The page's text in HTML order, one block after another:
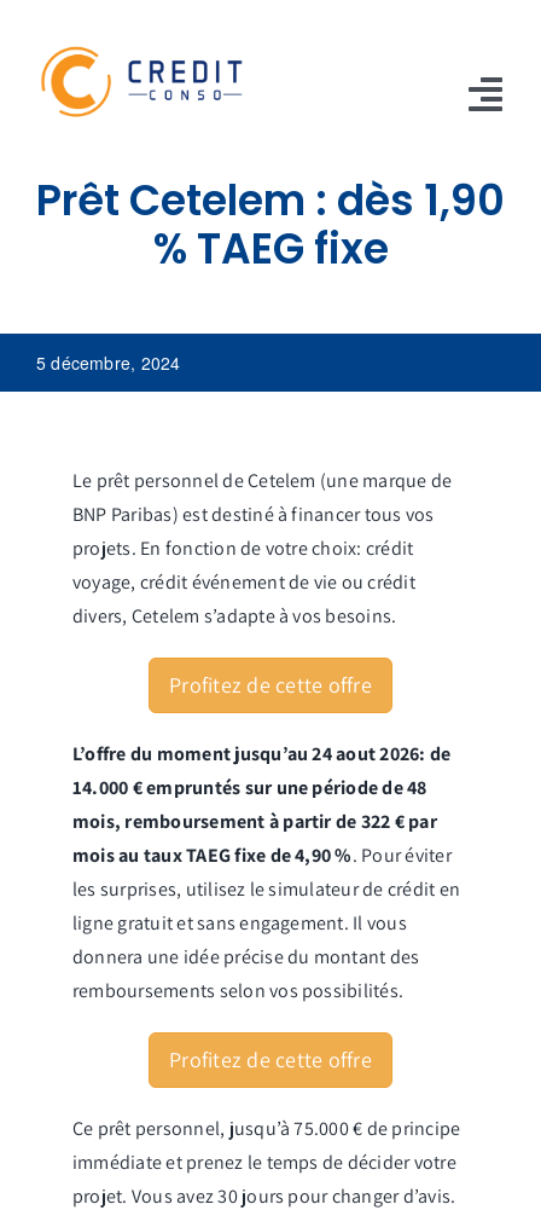
content
CONSO
RACHAT CREDIT
Prêt Cetelem : dès 1,90
% TAEG fixe
5 décembre, 2024
Le prêt personnel de Cetelem (une marque de
BNP Paribas) est destiné à financer tous vos
projets. En fonction de votre choix: crédit
voyage, crédit événement de vie ou crédit
divers, Cetelem s’adapte à vos besoins.
Profitez de cette offre
L’offre du moment jusqu’au 24 aout 2026: de
14.000 € empruntés sur une période de 48
mois, remboursement à partir de 322 € par
mois au taux TAEG fixe de 4,90 %. Pour éviter
les surprises, utilisez le simulateur de crédit en
ligne gratuit et sans engagement. Il vous
donnera une idée précise du montant des
remboursements selon vos possibilités.
Profitez de cette offre
Ce prêt personnel, jusqu’à 75.000 € de principe
immédiate et prenez le temps de décider votre
projet. Vous avez 30 jours pour changer d’avis.